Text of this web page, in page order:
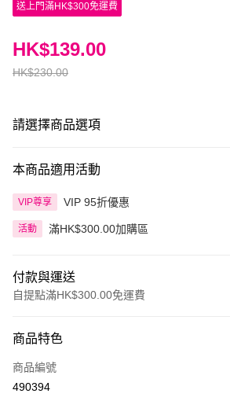
送上門滿HK$300免運費
HK$230.00
HK$139.00
請選擇商品選項
本商品適用活動
VIP尊享 VIP 95折優惠
活動 滿HK$300.00加購區
付款與運送
自提點滿HK$300.00免運費
信用卡
Apple Pay
商品特色
商品編號
490394